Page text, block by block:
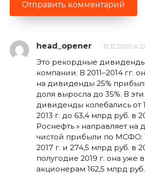
head_opener 12.12.2020 в
Это рекордные
компании. В 2011–2014 гг.
на дивиденды 25%
доля выросла до 35%. В
дивиденды колебались от
2013 г. до 63,4 млрд руб. в
Роснефть » направляет на
чистой прибыли по МСФО:
2017 г. и 274,5 млрд руб. в
полугодие 2019 г. она уже
акционерам 162,5 млрд руб.